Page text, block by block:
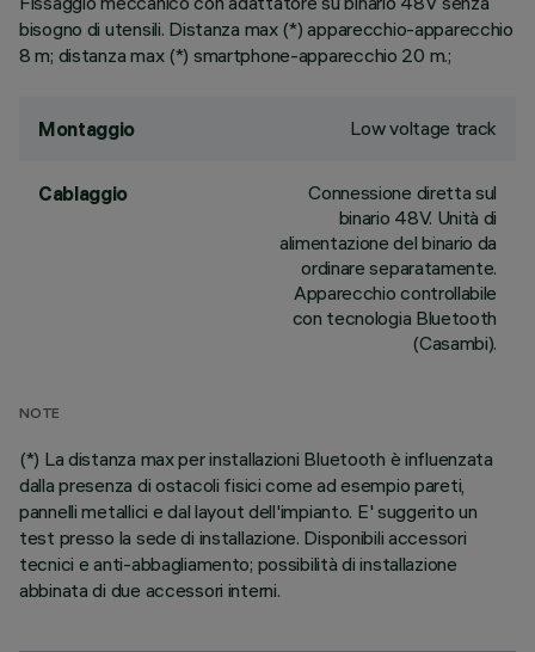
bisogno di utensili. Distanza max (*) apparecchio-apparecchio
8 m; distanza max (*) smartphone-apparecchio 20 m.;
Montaggio Low voltage track
Cablaggio
Connessione diretta sul
binario 48V. Unità di
alimentazione del binario da
ordinare separatamente.
Apparecchio controllabile
con tecnologia Bluetooth
(Casambi).
NOTE
(*) La distanza max per installazioni Bluetooth è influenzata
dalla presenza di ostacoli fisici come ad esempio pareti,
pannelli metallici e dal layout dell'impianto. E' suggerito un
test presso la sede di installazione. Disponibili accessori
tecnici e anti-abbagliamento; possibilità di installazione
abbinata di due accessori interni.